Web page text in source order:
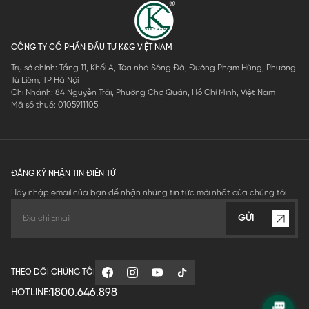
CÔNG TY CỔ PHẦN ĐẦU TƯ K&G VIỆT NAM
Trụ sở chính: Tầng 11, Khối A, Tòa nhà Sông Đà, Đường Phạm Hùng, Phường
Từ Liêm, TP Hà Nội
Chi Nhánh: 84 Nguyễn Trãi, Phường Chợ Quán, Hồ Chí Minh, Việt Nam
Mã số thuế: 0105911105
ĐĂNG KÝ NHẬN TIN ĐIỆN TỬ
Hãy nhập email của bạn để nhận những tin tức mới nhất của chúng tôi
GỬI
THEO DÕI CHÚNG TÔI
HOTLINE:1800.646.898